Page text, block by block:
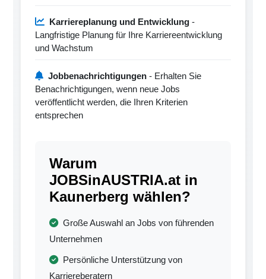
Karriereplanung und Entwicklung -
Langfristige Planung für Ihre Karriereentwicklung
und Wachstum
Jobbenachrichtigungen - Erhalten Sie
Benachrichtigungen, wenn neue Jobs
veröffentlicht werden, die Ihren Kriterien
entsprechen
Warum
JOBSinAUSTRIA.at in
Kaunerberg wählen?
Große Auswahl an Jobs von führenden
Unternehmen
Persönliche Unterstützung von
Karriereberatern